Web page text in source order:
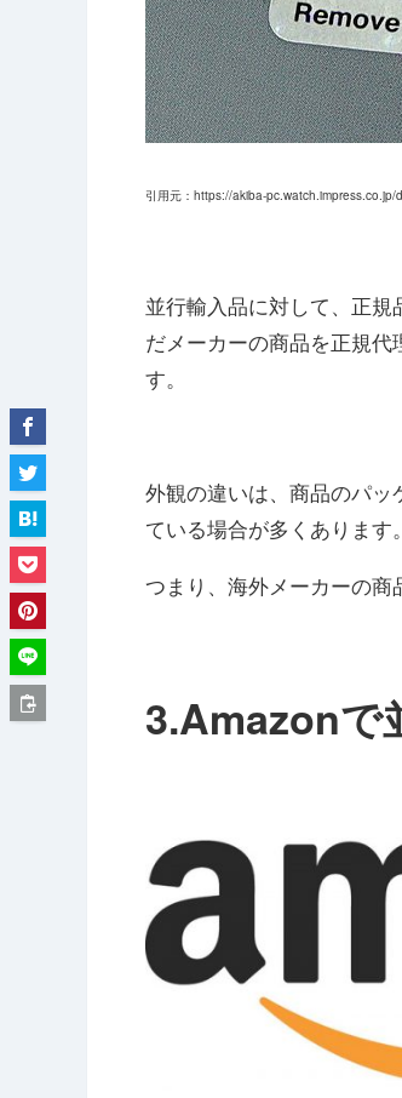
引用元：https://akiba-
並行輸入品に対して、正
だメーカーの商品を正規
す。
外観の違いは、商品のパ
ている場合が多くあります。
つまり、海外メーカーの商
3.Amazonで